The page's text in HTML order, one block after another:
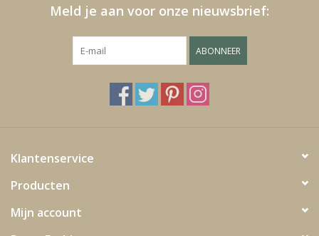
Tuinmeubels en deco
Meld je aan voor onze nieuwsbrief:
ABONNEER
Klantenservice
Producten
Mijn account